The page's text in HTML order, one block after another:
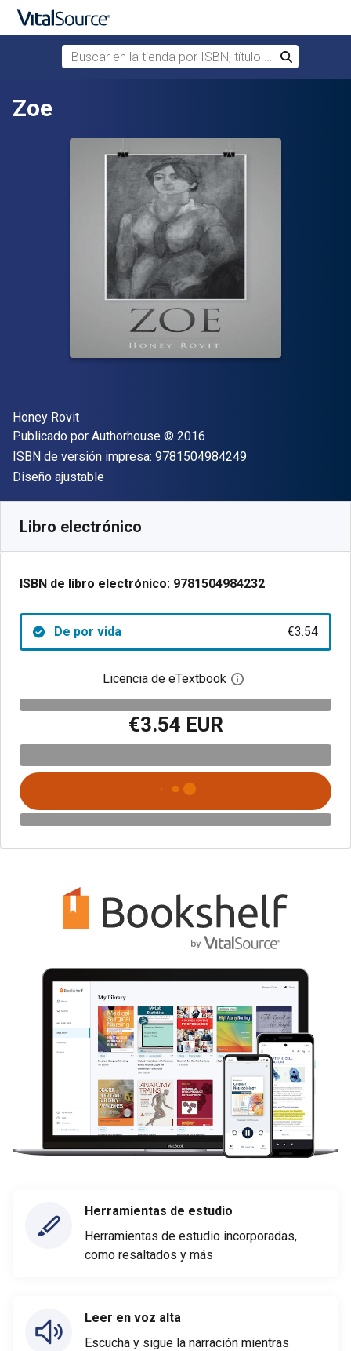
Buscar en la tienda por ISBN, título o autor
Buscar
Zoe
Autor(es)
Honey Rovit
Editorial
Publicado por Authorhouse Copyright
© 2016
ISBN de versión impresa: 9781504984249"ISBN-13
Formato
Diseño ajustable
Libro electrónico
ISBN de libro electrónico: 9781504984232
De por vida €3.54
Licencia de eTextbook Abre el cuadro de
€3.54 EUR
Herramientas de estudio
Herramientas de estudio incorporadas,
como resaltados y más
Leer en voz alta
Escucha y sigue la narración mientras